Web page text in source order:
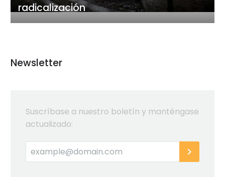
radicalización
radicalización
Newsletter
Suscríbase a nuestro boletín y manténgase
actualizado: